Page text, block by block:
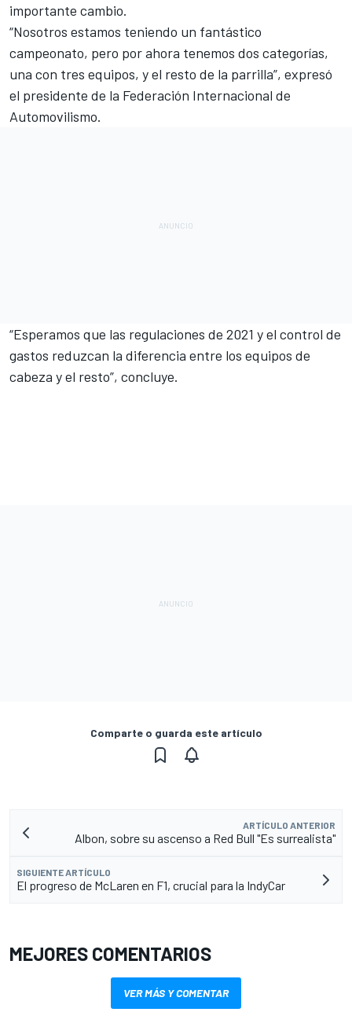
importante cambio.
“Nosotros estamos teniendo un fantástico
campeonato, pero por ahora tenemos dos categorías,
una con tres equipos, y el resto de la parrilla”, expresó
el presidente de la Federación Internacional de
Automovilismo.
“Esperamos que las regulaciones de 2021 y el control de
gastos reduzcan la diferencia entre los equipos de
cabeza y el resto”, concluye.
Comparte o guarda este artículo
ARTÍCULO ANTERIOR
Albon, sobre su ascenso a Red Bull "Es surrealista"
SIGUIENTE ARTÍCULO
El progreso de McLaren en F1, crucial para la IndyCar
MEJORES COMENTARIOS
VER MÁS Y COMENTAR